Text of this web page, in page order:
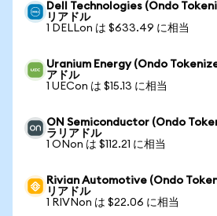
Dell Technologies (Ondo
リアドル
1 DELLon は $633.49 に相当
Uranium Energy (Ondo
アドル
1 UECon は $15.13 に相当
ON Semiconductor (Ondo
ラリアドル
1 ONon は $112.21 に相当
Rivian Automotive (Ondo
リアドル
1 RIVNon は $22.06 に相当